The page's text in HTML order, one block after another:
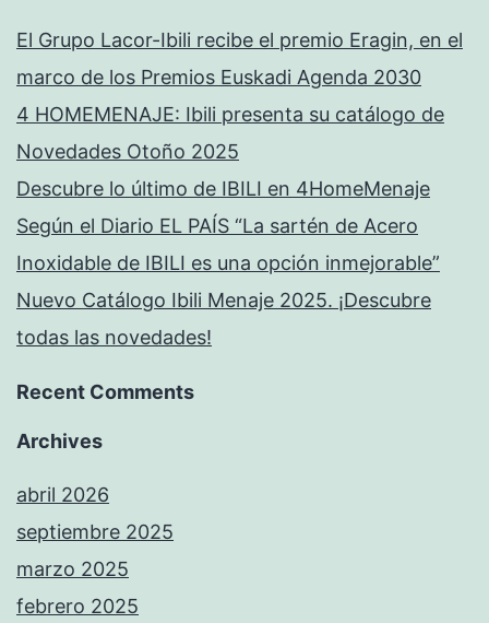
El Grupo Lacor-Ibili recibe el premio Eragin, en el
marco de los Premios Euskadi Agenda 2030
4 HOMEMENAJE: Ibili presenta su catálogo de
Novedades Otoño 2025
Descubre lo último de IBILI en 4HomeMenaje
Según el Diario EL PAÍS “La sartén de Acero
Inoxidable de IBILI es una opción inmejorable”
Nuevo Catálogo Ibili Menaje 2025. ¡Descubre
todas las novedades!
Recent Comments
Archives
abril 2026
septiembre 2025
marzo 2025
febrero 2025